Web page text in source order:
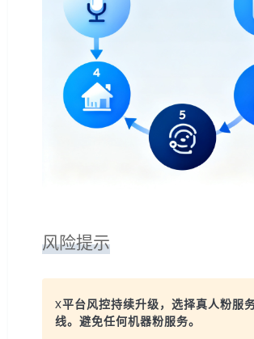
风险提示
X平台风控持续升级，选择真人粉服
线。避免任何机器粉服务。